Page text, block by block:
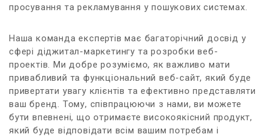
просування та рекламування у пошукових системах.
Наша команда експертів має багаторічний досвід у
сфері діджитал-маркетингу та розробки веб-
проектів. Ми добре розуміємо, як важливо мати
привабливий та функціональний веб-сайт, який буде
привертати увагу клієнтів та ефективно представляти
ваш бренд. Тому, співпрацюючи з нами, ви можете
бути впевнені, що отримаєте високоякісний продукт,
який буде відповідати всім вашим потребам і